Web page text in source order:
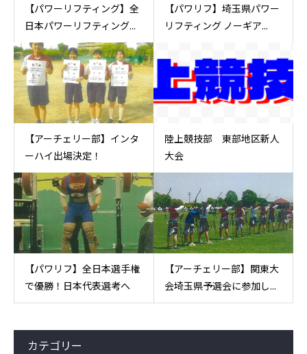
【パワーリフティング】全
日本パワーリフティング...
【パワリフ】埼玉県パワー
リフティング ノーギア...
【アーチェリー部】インタ
ーハイ出場決定！
陸上競技部 東部地区新人
大会
【パワリフ】全日本選手権
で優勝！日本代表選考へ
【アーチェリー部】関東大
会埼玉県予選会に参加し...
カテゴリー